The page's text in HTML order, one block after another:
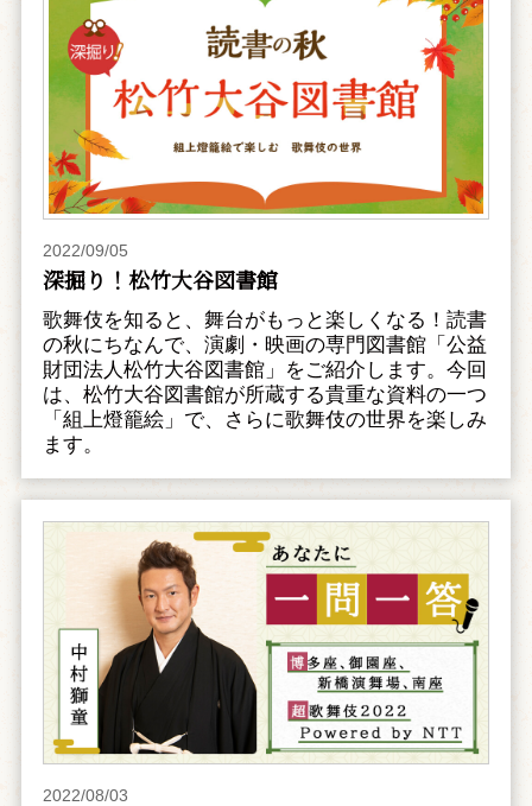
2022/09/05
深掘り！松竹大谷図書館
歌舞伎を知ると、舞台がもっと楽しくなる！読書
の秋にちなんで、演劇・映画の専門図書館「公益
財団法人松竹大谷図書館」をご紹介します。今回
は、松竹大谷図書館が所蔵する貴重な資料の一つ
「組上燈籠絵」で、さらに歌舞伎の世界を楽しみ
ます。
2022/08/03